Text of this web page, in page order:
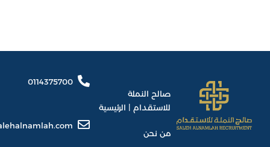
صالح النملة
للاستقدام | الرئيسية
من نحن
0114375700